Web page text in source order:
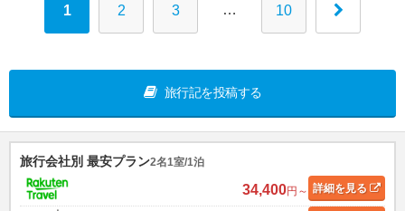
1 2 3 … 10
旅行記を投稿する
旅行会社別 最安プラン2名1室/1泊
34,400円～ 詳細を見る